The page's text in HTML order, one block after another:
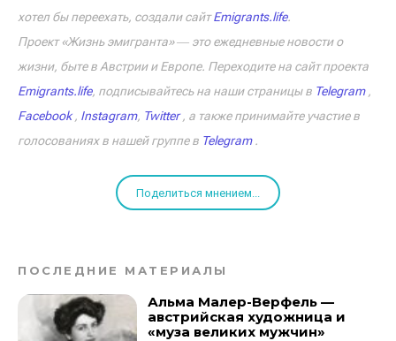
хотел бы переехать, создали сайтEmigrants.life.
Проект «Жизнь эмигранта» ― это ежедневные новости о
жизни, быте в Австрии и Европе. Переходите на сайт проекта
Emigrants.life, подписывайтесь на наши страницы в Telegram,
Facebook, Instagram, Twitter, а также принимайте участие в
голосованиях в нашей группе в Telegram.
Поделиться мнением...
ПОСЛЕДНИЕ МАТЕРИАЛЫ
Альма Малер-Верфель —
австрийская художница и
«муза великих мужчин»